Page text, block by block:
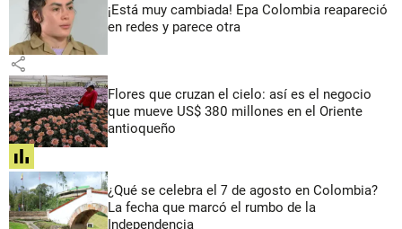
¡Está muy cambiada! Epa Colombia reapareció
en redes y parece otra
share
Flores que cruzan el cielo: así es el negocio
que mueve US$ 380 millones en el Oriente
antioqueño
share
¿Qué se celebra el 7 de agosto en Colombia?
La fecha que marcó el rumbo de la
Independencia